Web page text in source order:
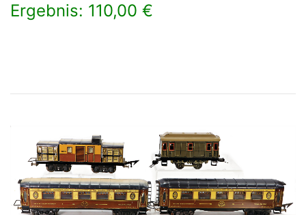
Ergebnis: 110,00 €